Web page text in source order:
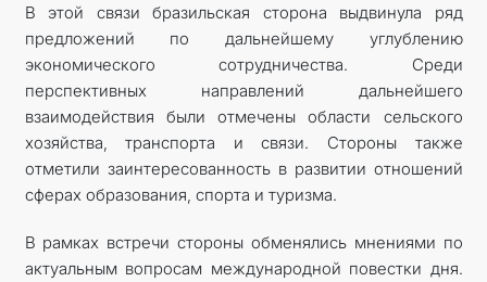
В этой связи бразильская сторона выдвинула ряд
предложений по дальнейшему углублению
экономического сотрудничества. Среди
перспективных направлений дальнейшего
взаимодействия были отмечены области сельского
хозяйства, транспорта и связи. Стороны также
отметили заинтересованность в развитии отношений
сферах образования, спорта и туризма.
В рамках встречи стороны обменялись мнениями по
актуальным вопросам международной повестки дня.